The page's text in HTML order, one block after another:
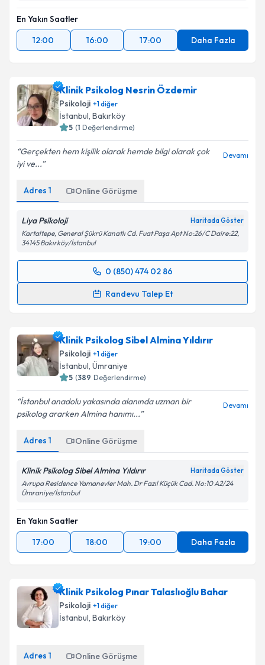
En Yakın Saatler
12:00
16:00 17:00 Daha Fazla
Klinik Psikolog Nesrin Özdemir
Psikoloji +1diğer
İstanbul, Bakırköy
5 (1 Değerlendirme)
Gerçekten hem kişilik olarak hemde bilgi olarak çok
iyi ve...
Devamı
Adres 1 Online Görüşme
Liya Psikoloji Haritada Göster
Kartaltepe, General Şükrü Kanatlı Cd. Fuat Paşa Apt No:26/C Daire:22,
34145 Bakırköy/İstanbul
0 (850) 474 02 86
Randevu Talep Et
Randevu Takvimi Talebi
almanız için bir takvim hazırlandığında e-posta ile
bilgilendireceğiz.
E-posta Adresiniz
Metni'ni okudum ve kişisel verilerimin belirtilen
Klinik Psikolog Sibel Almina Yıldırır
Psikoloji +1diğer
İstanbul, Ümraniye
5 (389 Değerlendirme)
İstanbul anadolu yakasında alanında uzman bir
psikolog ararken Almina hanımı...
Devamı
Adres 1 Online Görüşme
Klinik Psikolog Sibel Almina Yıldırır Haritada Göster
Avrupa Residence Yamanevler Mah. Dr Fazıl Küçük Cad. No:10 A2/24
Ümraniye/İstanbul
En Yakın Saatler
17:00
18:00 19:00 Daha Fazla
Klinik Psikolog Pınar Talaslıoğlu Bahar
Psikoloji +1diğer
İstanbul, Bakırköy
Adres 1 Online Görüşme